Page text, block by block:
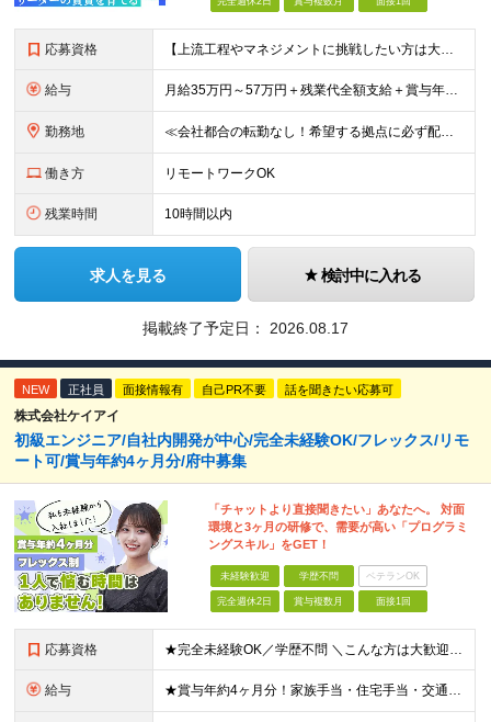
応募資格 【上流工程やマネジメントに挑戦したい方は大歓迎です！】 ★開発エンジニアとしての実務経験をお持ちの方 ★上記に加え、下記いずれかに該当する方 ・チームのリーダー／サブリーダーの経験をお持ちの方 ・教育
給与 月給35万円～57万円＋残業代全額支給＋賞与年3.45ヵ月(リーダー経験者) 月給32万円～43万円＋残業代全額支給＋賞与年3.45ヵ月(実務経験者) 入社時想定年収： 490万円～798万円(リー
勤務地 ≪会社都合の転勤なし！希望する拠点に必ず配属します。新潟Uターン・Iターン大歓迎！≫ 首都圏(東京、神奈川、千葉、埼玉)または新潟市、長岡市周辺のお客様先または各拠点での勤務となります。 ■東京支社
働き方 リモートワークOK
残業時間 10時間以内
求人を見る 検討中に入れる
掲載終了予定日： 2026.08.17
NEW 正社員 面接情報有 自己PR不要 話を聞きたい応募可
株式会社ケイアイ
初級エンジニア/自社内開発が中心/完全未経験OK/フレックス/リモ
ート可/賞与年約4ヶ月分/府中募集
「チャットより直接聞きたい」あなたへ。 対面
環境と3ヶ月の研修で、需要が高い「プログラミ
ングスキル」をGET！
未経験歓迎 学歴不問 ベテランOK
完全週休2日 賞与複数月 面接1回
応募資格 ★完全未経験OK／学歴不問 ＼こんな方は大歓迎です／ ■安心できる環境でITデビューしたい方 ■手に職をつけて、安定した働き方を叶えたい方 ■案件は先輩と一緒に参画したい方 ■大手案件を手がけるスキ
給与 ★賞与年約4ヶ月分！家族手当・住宅手当・交通費全額支給など好待遇を完備！ 【各種手当について】 ・家族手当（扶養2万円／月、子5000円／月※2人目以降も同様） ・単身社宅制度（一律支給の住宅手当と